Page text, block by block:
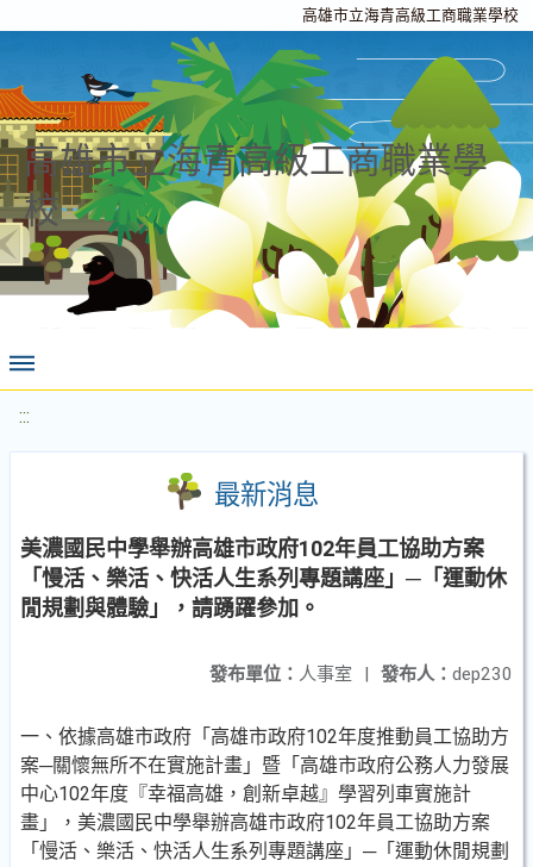
高雄市立海青高級工商職業學校
高雄市立海青高級工商職業學
校
:::
最新消息
美濃國民中學舉辦高雄市政府102年員工協助方案
「慢活、樂活、快活人生系列專題講座」─「運動休
閒規劃與體驗」，請踴躍參加。
發布人： dep230
發布單位： 人事室 |
一、依據高雄市政府「高雄市政府102年度推動員工協助方
案─關懷無所不在實施計畫」暨「高雄市政府公務人力發展
中心102年度『幸福高雄，創新卓越』學習列車實施計
畫」，美濃國民中學舉辦高雄市政府102年員工協助方案
「慢活、樂活、快活人生系列專題講座」─「運動休閒規劃